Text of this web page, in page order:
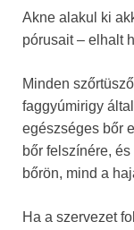
Akne alakul ki
pórusait – elhalt
Minden
faggyúmirigy
egészséges bőr
bőr felszínére,
bőrön, mind a
Ha a szervezet